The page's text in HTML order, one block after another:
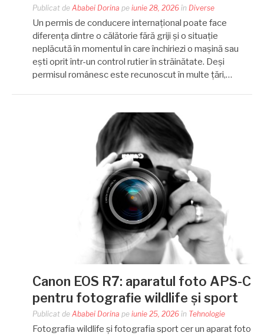
Publicat de Ababei Dorina pe iunie 28, 2026 în Diverse
Un permis de conducere internațional poate face
diferența dintre o călătorie fără griji și o situație
neplăcută în momentul în care închiriezi o mașină sau
ești oprit într-un control rutier în străinătate. Deși
permisul românesc este recunoscut în multe țări,…
Canon EOS R7: aparatul foto APS-C
pentru fotografie wildlife și sport
Publicat de Ababei Dorina pe iunie 25, 2026 în Tehnologie
Fotografia wildlife și fotografia sport cer un aparat foto